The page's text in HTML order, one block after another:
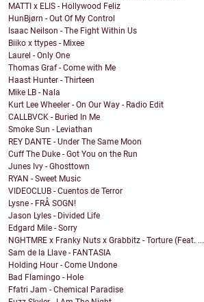
MATTI x ELIS - Hollywood Feliz
HunBjørn - Out Of My Control
Isaac Neilson - The Fight Within Us
Biiko x ttypes - Mixee
Laurel - Only One
Thomas Graf - Come with Me
Haast Hunter - Thirteen
Mike LB - Nala
Kurt Lee Wheeler - On Our Way - Radio Edit
CALLBVCK - Buried In Me
Smoke Sun - Leviathan
REY DANTE - Under The Same Moon
Cuff The Duke - Got You on the Run
Junes Ivy - Ghosttown
RYAN - Sweet Music
VIDEOCLUB - Cuentos de Terror
Lysne - FRÅ SOGN!
Jason Lyles - Divided Life
Edgard Mile - Sorry
NGHTMRE x Franky Nuts x Grabbitz - Torture (Feat. ...
Sam de la Llave - FANTASIA
Holding Hour - Come Undone
Bad Flamingo - Hole
Ffatri Jam - Chemical Paradise